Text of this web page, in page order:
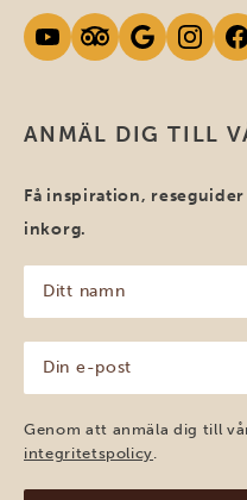
ANMÄL DIG TILL
Få inspiration,
inkorg.
namn
(Obligatoriskt)
post
(Obligatoriskt)
Genom att anmäla dig till
integritetspolicy